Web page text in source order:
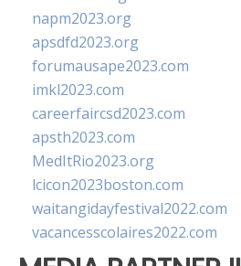
napm2023.org
apsdfd2023.org
forumausape2023.com
imkl2023.com
careerfaircsd2023.com
apsth2023.com
MedItRio2023.org
lcicon2023boston.com
waitangidayfestival2022.com
vacancesscolaires2022.com